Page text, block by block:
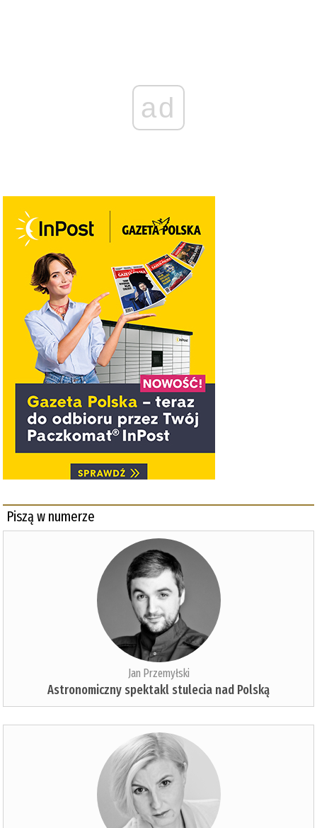
ad
Piszą w numerze
Jan Przemyłski
Astronomiczny spektakl stulecia nad Polską